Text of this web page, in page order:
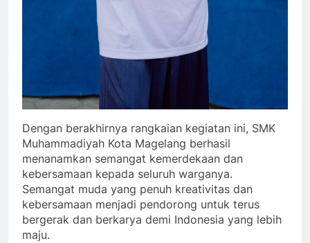
Dengan berakhirnya rangkaian kegiatan ini, SMK
Muhammadiyah Kota Magelang berhasil
menanamkan semangat kemerdekaan dan
kebersamaan kepada seluruh warganya.
Semangat muda yang penuh kreativitas dan
kebersamaan menjadi pendorong untuk terus
bergerak dan berkarya demi Indonesia yang lebih
maju.